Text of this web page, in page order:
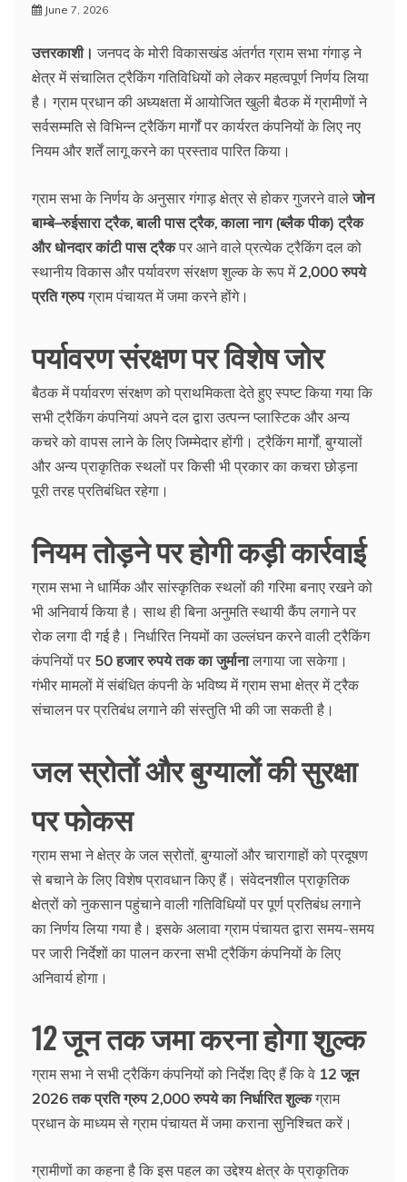
June 7, 2026
उत्तरकाशी। जनपद के मोरी विकासखंड अंतर्गत ग्राम सभा गंगाड़ ने
क्षेत्र में संचालित ट्रैकिंग गतिविधियों को लेकर महत्वपूर्ण निर्णय लिया
है। ग्राम प्रधान की अध्यक्षता में आयोजित खुली बैठक में ग्रामीणों ने
सर्वसम्मति से विभिन्न ट्रैकिंग मार्गों पर कार्यरत कंपनियों के लिए नए
नियम और शर्तें लागू करने का प्रस्ताव पारित किया।
ग्राम सभा के निर्णय के अनुसार गंगाड़ क्षेत्र से होकर गुजरने वालेजोन
बाम्बे–रुईसारा ट्रैक, बाली पास ट्रैक, काला नाग (ब्लैक पीक) ट्रैक
और धोनदार कांटी पास ट्रैकपर आने वाले प्रत्येक ट्रैकिंग दल को
स्थानीय विकास और पर्यावरण संरक्षण शुल्क के रूप में 2,000 रुपये
प्रति ग्रुपग्राम पंचायत में जमा करने होंगे।
पर्यावरण संरक्षण पर विशेष जोर
बैठक में पर्यावरण संरक्षण को प्राथमिकता देते हुए स्पष्ट किया गया कि
सभी ट्रैकिंग कंपनियां अपने दल द्वारा उत्पन्न प्लास्टिक और अन्य
कचरे को वापस लाने के लिए जिम्मेदार होंगी। ट्रैकिंग मार्गों, बुग्यालों
और अन्य प्राकृतिक स्थलों पर किसी भी प्रकार का कचरा छोड़ना
पूरी तरह प्रतिबंधित रहेगा।
नियम तोड़ने पर होगी कड़ी कार्रवाई
ग्राम सभा ने धार्मिक और सांस्कृतिक स्थलों की गरिमा बनाए रखने को
भी अनिवार्य किया है। साथ ही बिना अनुमति स्थायी कैंप लगाने पर
रोक लगा दी गई है। निर्धारित नियमों का उल्लंघन करने वाली ट्रैकिंग
कंपनियों पर 50 हजार रुपये तक का जुर्मानालगाया जा सकेगा।
गंभीर मामलों में संबंधित कंपनी के भविष्य में ग्राम सभा क्षेत्र में ट्रैक
संचालन पर प्रतिबंध लगाने की संस्तुति भी की जा सकती है।
जल स्रोतों और बुग्यालों की सुरक्षा
पर फोकस
ग्राम सभा ने क्षेत्र के जल स्रोतों, बुग्यालों और चारागाहों को प्रदूषण
से बचाने के लिए विशेष प्रावधान किए हैं। संवेदनशील प्राकृतिक
क्षेत्रों को नुकसान पहुंचाने वाली गतिविधियों पर पूर्ण प्रतिबंध लगाने
का निर्णय लिया गया है। इसके अलावा ग्राम पंचायत द्वारा समय-समय
पर जारी निर्देशों का पालन करना सभी ट्रैकिंग कंपनियों के लिए
अनिवार्य होगा।
12 जून तक जमा करना होगा शुल्क
ग्राम सभा ने सभी ट्रैकिंग कंपनियों को निर्देश दिए हैं कि वे 12 जून
2026 तक प्रति ग्रुप 2,000 रुपये का निर्धारित शुल्कग्राम
प्रधान के माध्यम से ग्राम पंचायत में जमा कराना सुनिश्चित करें।
ग्रामीणों का कहना है कि इस पहल का उद्देश्य क्षेत्र के प्राकृतिक